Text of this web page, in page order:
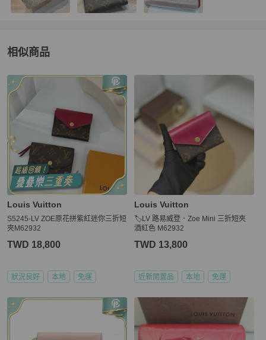
相似商品
更多相似Louis Vuitton女士錢包 / 小皮件推薦精品
Louis Vuitton
S5245-LV ZOE原花拼紫紅迷你三折短
夾M62932
TWD 18,800
狀況良好 本地 免運
Louis Vuitton
🏷LV 路易威登．Zoe Mini 三折短夾
酒紅色 M62932
TWD 13,800
近新閒置品 本地 免運